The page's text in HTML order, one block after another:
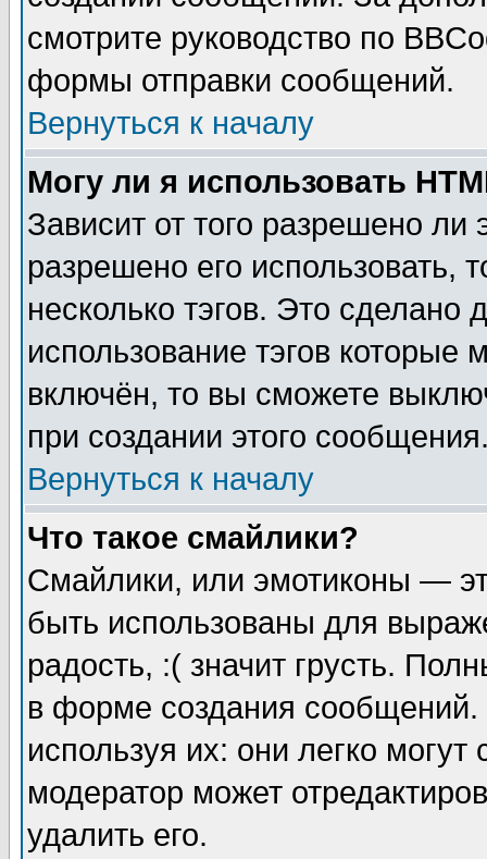
смотрите руководство по
формы отправки сообщений.
Вернуться к началу
Могу ли я использовать
Зависит от того разрешено
разрешено его использовать,
несколько тэгов. Это сделано
использование тэгов
включён, то вы сможете
при создании этого
Вернуться к началу
Что такое смайлики?
Смайлики, или эмотиконы —
быть использованы для
радость, :( значит грусть.
в форме создания сообщений.
используя их: они легко
модератор может
удалить его.